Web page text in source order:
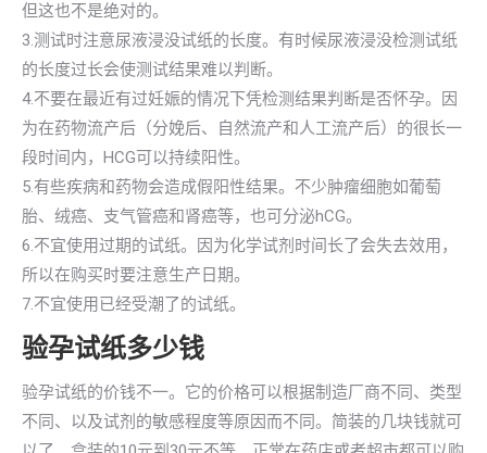
但这也不是绝对的。
3.测试时注意尿液浸没试纸的长度。有时候尿液浸没检测试纸
的长度过长会使测试结果难以判断。
4.不要在最近有过妊娠的情况下凭检测结果判断是否怀孕。因
为在药物流产后（分娩后、自然流产和人工流产后）的很长一
段时间内，HCG可以持续阳性。
5.有些疾病和药物会造成假阳性结果。不少肿瘤细胞如葡萄
胎、绒癌、支气管癌和肾癌等，也可分泌hCG。
6.不宜使用过期的试纸。因为化学试剂时间长了会失去效用，
所以在购买时要注意生产日期。
7.不宜使用已经受潮了的试纸。
验孕试纸多少钱
验孕试纸的价钱不一。它的价格可以根据制造厂商不同、类型
不同、以及试剂的敏感程度等原因而不同。简装的几块钱就可